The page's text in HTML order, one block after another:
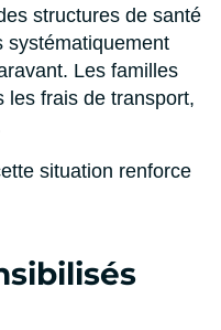
structures de santé
systématiquement
Les familles
les frais de transport,
situation renforce